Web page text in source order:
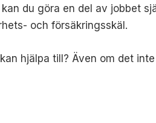
du göra en del av jobbet
och försäkringsskäl.
hjälpa till? Även om det